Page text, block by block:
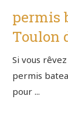
permis
Toulon
Si vous
permis
pour ...